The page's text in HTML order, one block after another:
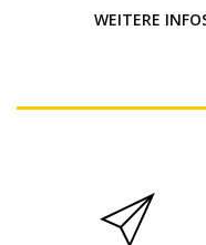
WEITERE